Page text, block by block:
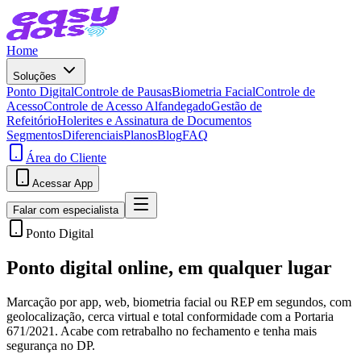
Home
Soluções
Ponto DigitalControle de PausasBiometria FacialControle de
AcessoControle de Acesso AlfandegadoGestão de
RefeitórioHolerites e Assinatura de Documentos
SegmentosDiferenciaisPlanosBlogFAQ
Área do Cliente
Acessar App
Falar com especialista
Ponto Digital
Ponto digital online, em qualquer lugar
Marcação por app, web, biometria facial ou REP em segundos, com
geolocalização, cerca virtual e total conformidade com a Portaria
671/2021. Acabe com retrabalho no fechamento e tenha mais
segurança no DP.